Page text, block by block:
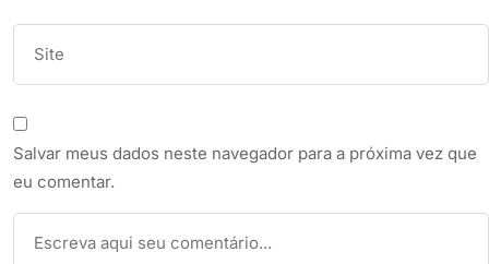
Salvar meus dados neste navegador para a próxima vez que
eu comentar.